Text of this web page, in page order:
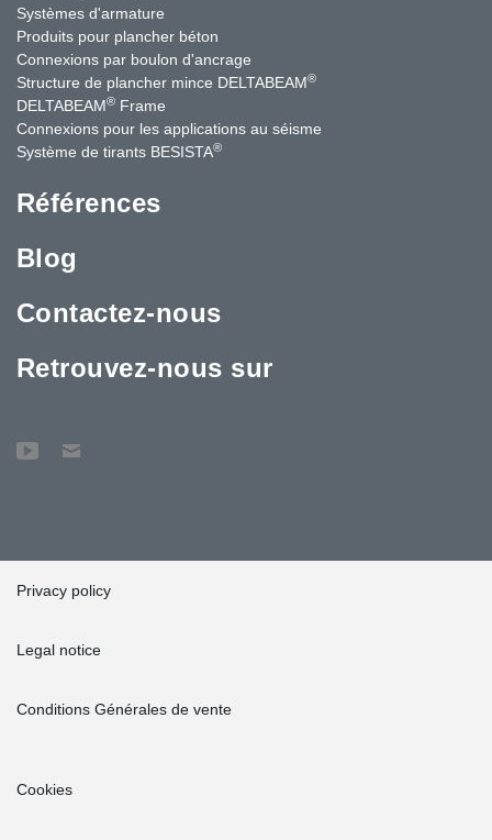
Systèmes d'armature
Produits pour plancher béton
Connexions par boulon d'ancrage
Structure de plancher mince DELTABEAM®
DELTABEAM® Frame
Connexions pour les applications au séisme
Système de tirants BESISTA®
Références
Blog
Contactez-nous
Retrouvez-nous sur
Privacy policy
Legal notice
Conditions Générales de vente
Cookies